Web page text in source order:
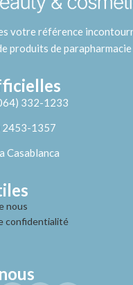
votre référence
produits de
332-1233
2453-1357
Casablanca
nous
confidentialité